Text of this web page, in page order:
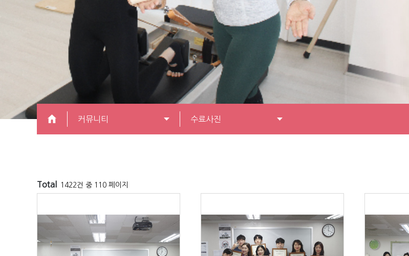
커뮤니티 수료사진
Total 1422건 중 110 페이지